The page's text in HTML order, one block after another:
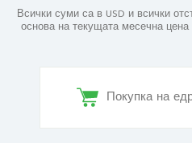
Всички суми са в USD и всички
основа на текущата месечна цена
Покупка на